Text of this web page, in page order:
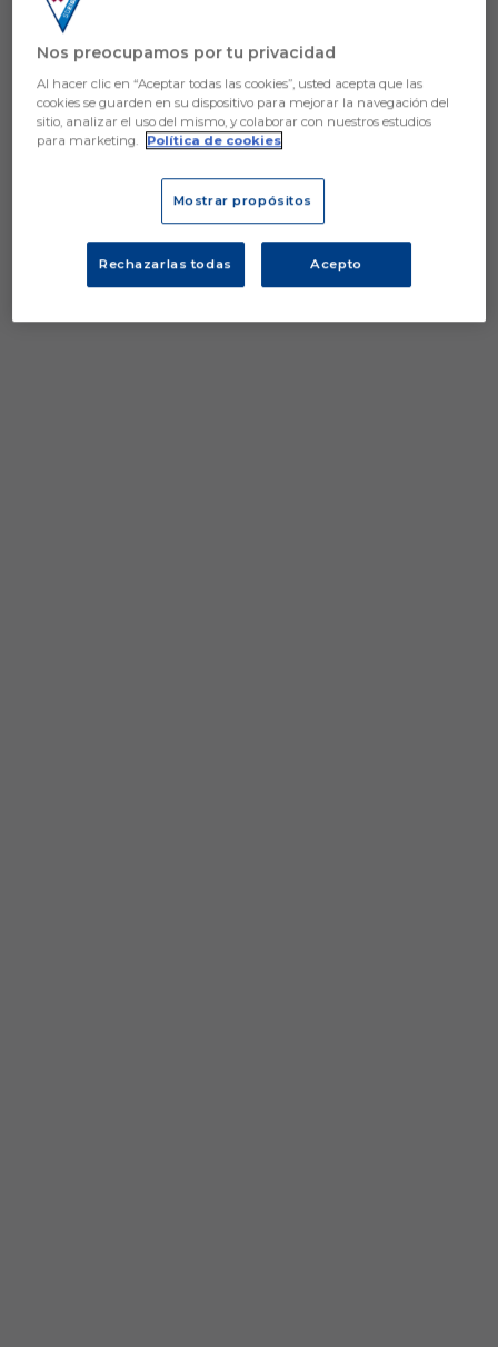
Nos preocupamos por tu privacidad
Al hacer clic en “Aceptar todas las cookies”, usted acepta que las
cookies se guarden en su dispositivo para mejorar la navegación del
sitio, analizar el uso del mismo, y colaborar con nuestros estudios
para marketing.
Política de cookies
Mostrar propósitos
Rechazarlas todas Acepto